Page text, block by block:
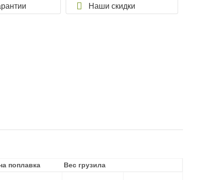
Наши скидки
поплавка Вес грузила
поплавка Вес грузила